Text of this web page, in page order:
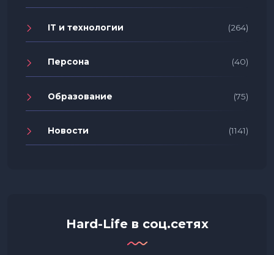
IT и технологии (264)
Персона (40)
Образование (75)
Новости (1141)
Hard-Life в соц.сетях